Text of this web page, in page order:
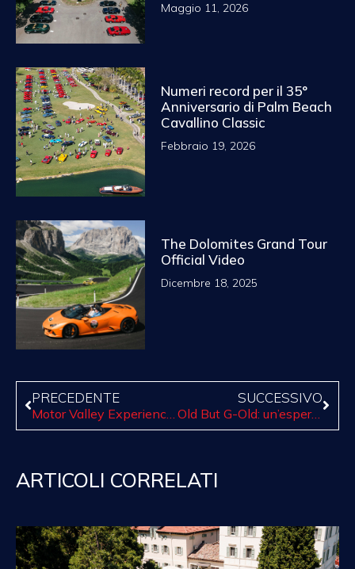
Maggio 11, 2026
Numeri record per il 35°
Anniversario di Palm Beach
Cavallino Classic
Febbraio 19, 2026
The Dolomites Grand Tour
Official Video
Dicembre 18, 2025
PRECEDENTE
Motor Valley Experience: il primo tour su due ruote alla scoperta della terra dei motori
SUCCESSIVO
Old But G-Old: un’esperienza di guida dove il passato si fonde con il futuro
ARTICOLI CORRELATI